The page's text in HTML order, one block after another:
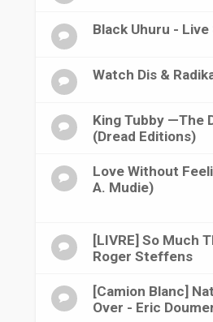
Black Uhuru - Live
Watch Dis &
King Tubby —The
(Dread Editions)
Love Without
A. Mudie)
[LIVRE] So Much
Roger Steffens
[Camion Blanc]
Over - Eric